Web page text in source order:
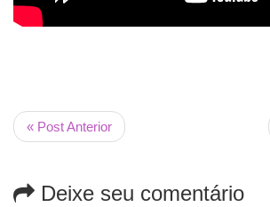
« Post Anterior
Deixe seu comentário